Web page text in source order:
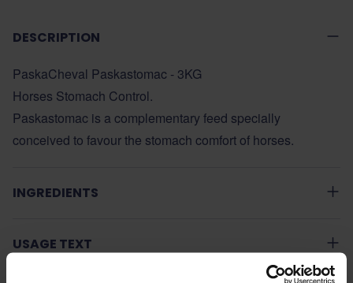
DESCRIPTION
PaskaCheval Paskastomac - 3KG
Horses Stomach Control.
Paskastomac is a complementary feed specially
conceived to favour the stomach comfort of horses.
INGREDIENTS
USAGE TEXT